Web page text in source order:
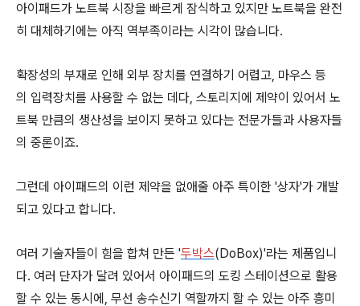
아이패드가 노트북 시장을 빠르게 잠식하고 있지만 노트북을 완전
히 대체하기에는 아직 역부족이라는 시각이 많습니다.
확장성의 부재로 인해 외부 장치를 연결하기 어렵고, 마우스 등
의 입력장치를 사용할 수 없는 데다, 스토리지에 제약이 있어서 노
트북 만큼의 생산성을 보이지 못하고 있다는 전문가들과 사용자들
의 중론이죠.
그런데 아이패드의 이런 제약을 없애줄 아주 특이한 '상자'가 개발
되고 있다고 합니다.
여러 기술자들이 힘을 합쳐 만든 '두박스(DoBox)'라는 제품입니
다. 여러 단자가 달려 있어서 아이패드의 도킹 스테이션으로 활용
할 수 있는 동시에, 무선 송수신기 역할까지 할 수 있는 아주 흥미